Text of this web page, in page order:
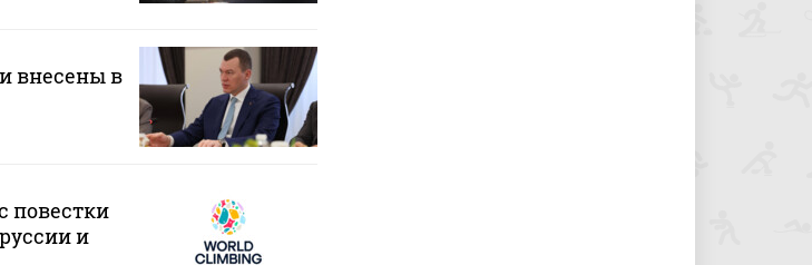
внесены в
повестки
и